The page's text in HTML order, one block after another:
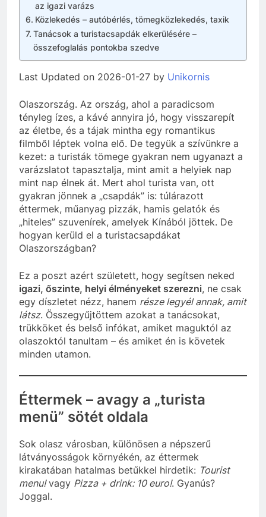
az igazi varázs
Közlekedés – autóbérlés, tömegközlekedés, taxik
Tanácsok a turistacsapdák elkerülésére –
összefoglalás pontokba szedve
Last Updated on 2026-01-27 by Unikornis
Olaszország. Az ország, ahol a paradicsom
tényleg ízes, a kávé annyira jó, hogy visszarepít
az életbe, és a tájak mintha egy romantikus
filmből léptek volna elő. De tegyük a szívünkre a
kezet: a turisták tömege gyakran nem ugyanazt a
varázslatot tapasztalja, mint amit a helyiek nap
mint nap élnek át. Mert ahol turista van, ott
gyakran jönnek a „csapdák” is: túlárazott
éttermek, műanyag pizzák, hamis gelatók és
„hiteles” szuvenírek, amelyek Kínából jöttek. De
hogyan kerüld el a turistacsapdákat
Olaszországban?
Ez a poszt azért született, hogy segítsen neked
igazi, őszinte, helyi élményeket szerezni, ne csak
egy díszletet nézz, hanem része legyél annak, amit
látsz. Összegyűjtöttem azokat a tanácsokat,
trükköket és belső infókat, amiket maguktól az
olaszoktól tanultam – és amiket én is követek
minden utamon.
Éttermek – avagy a „turista
menü” sötét oldala
Sok olasz városban, különösen a népszerű
látványosságok környékén, az éttermek
kirakatában hatalmas betűkkel hirdetik: Tourist
menu!vagy Pizza + drink: 10 euro!. Gyanús?
Joggal.